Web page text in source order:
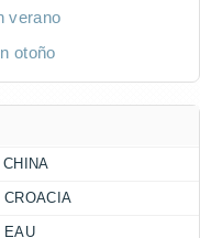
verano
otoño
CHINA
CROACIA
EAU